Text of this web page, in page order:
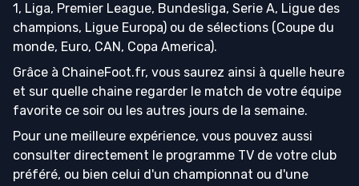
1, Liga, Premier League, Bundesliga, Serie A, Ligue des
champions, Ligue Europa) ou de sélections (Coupe du
monde, Euro, CAN, Copa America).
Grâce à ChaineFoot.fr, vous saurez ainsi à quelle heure
et sur quelle chaine regarder le match de votre équipe
favorite ce soir ou les autres jours de la semaine.
Pour une meilleure expérience, vous pouvez aussi
consulter directement le programme TV de votre club
préféré, ou bien celui d'un championnat ou d'une